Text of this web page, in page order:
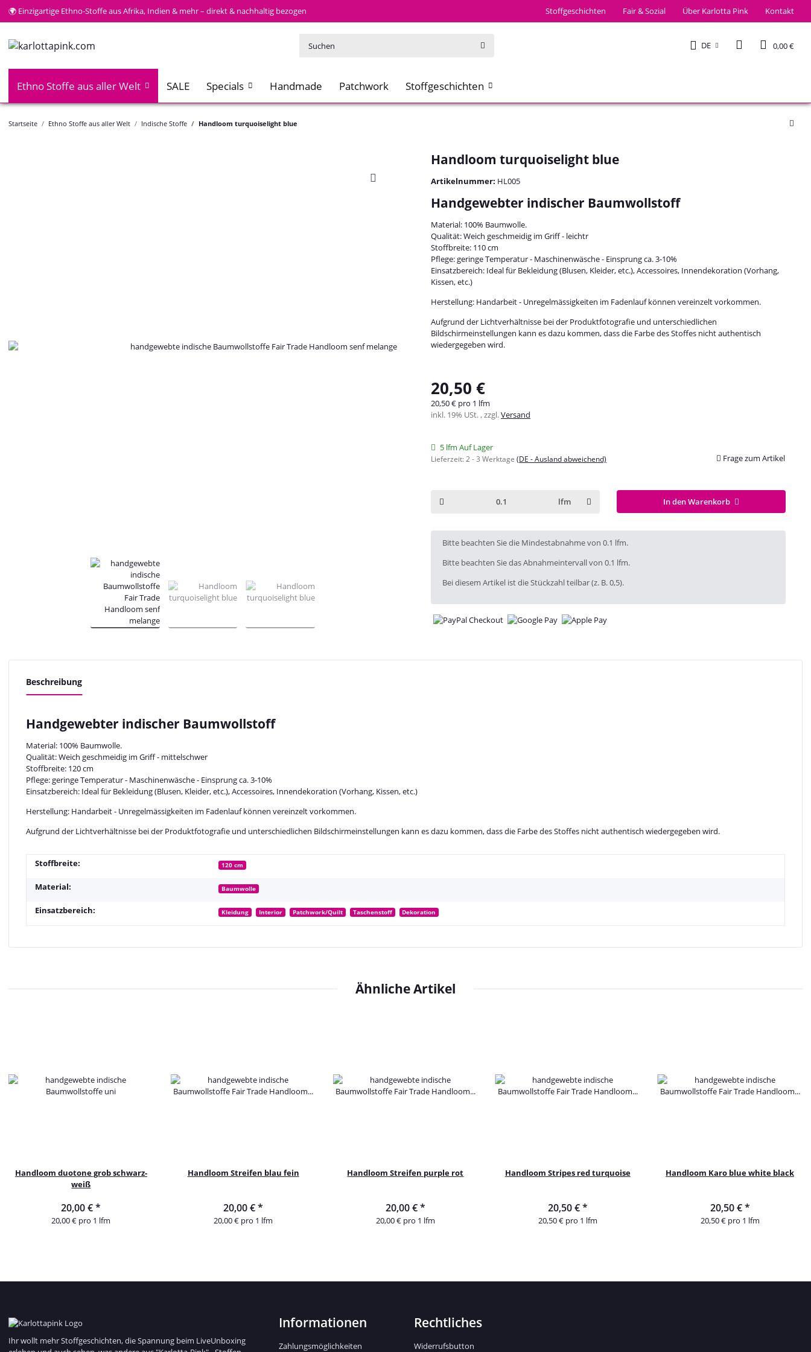
Stoffgeschichten Fair & Sozial Über Karlotta Pink Kontakt
🌍 Einzigartige Ethno-Stoffe aus Afrika, Indien & mehr – direkt & nachhaltig bezogen
DE 0,00 €
Ethno Stoffe aus aller Welt SALE Specials Handmade Patchwork Stoffgeschichten
Startseite Ethno Stoffe aus aller Welt Indische Stoffe Handloom turquoiselight blue
Handloom turquoiselight blue
Artikelnummer: HL005
Handgewebter indischer Baumwollstoff
Material: 100% Baumwolle.
Qualität: Weich geschmeidig im Griff - leichtr
Stoffbreite: 110 cm
Pflege: geringe Temperatur - Maschinenwäsche - Einsprung ca. 3-10%
Einsatzbereich: Ideal für Bekleidung (Blusen, Kleider, etc.), Accessoires, Innendekoration (Vorhang,
Kissen, etc.)
Herstellung: Handarbeit - Unregelmässigkeiten im Fadenlauf können vereinzelt vorkommen.
Aufgrund der Lichtverhältnisse bei der Produktfotografie und unterschiedlichen
Bildschirmeinstellungen kann es dazu kommen, dass die Farbe des Stoffes nicht authentisch
wiedergegeben wird.
20,50 €
20,50 € pro 1 lfm
inkl. 19% USt. , zzgl.Versand
5 lfm Auf Lager
Lieferzeit:2 - 3 Werktage (DE - Ausland abweichend) Frage zum Artikel
lfm In den Warenkorb
x
Bitte beachten Sie die Mindestabnahme von 0.1 lfm.
Bitte beachten Sie das Abnahmeintervall von 0.1 lfm.
Bei diesem Artikel ist die Stückzahl teilbar (z. B. 0,5).
Beschreibung
Handgewebter indischer Baumwollstoff
Material: 100% Baumwolle.
Qualität: Weich geschmeidig im Griff - mittelschwer
Stoffbreite: 120 cm
Pflege: geringe Temperatur - Maschinenwäsche - Einsprung ca. 3-10%
Einsatzbereich: Ideal für Bekleidung (Blusen, Kleider, etc.), Accessoires, Innendekoration (Vorhang, Kissen, etc.)
Herstellung: Handarbeit - Unregelmässigkeiten im Fadenlauf können vereinzelt vorkommen.
Aufgrund der Lichtverhältnisse bei der Produktfotografie und unterschiedlichen Bildschirmeinstellungen kann es dazu kommen, dass die Farbe des Stoffes nicht authentisch wiedergegeben wird.
Stoffbreite: 120 cm
Material: Baumwolle
Einsatzbereich: Kleidung Interior Patchwork/Quilt Taschenstoff Dekoration
Ähnliche Artikel
Handloom duotone grob schwarz-
weiß
20,00 €*
20,00 € pro 1 lfm
Handloom Streifen blau fein
20,00 €*
20,00 € pro 1 lfm
Handloom Streifen purple rot
20,00 €*
20,00 € pro 1 lfm
Handloom Stripes red turquoise
20,50 €*
20,50 € pro 1 lfm
Handloom Karo blue white black
20,50 €*
20,50 € pro 1 lfm
Ihr wollt mehr Stoffgeschichten, die Spannung beim LiveUnboxing
Informationen
Zahlungsmöglichkeiten
Rechtliches
Widerrufsbutton